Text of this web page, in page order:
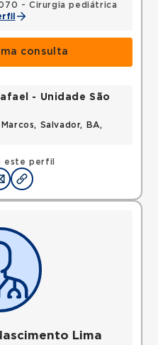
- Cirurgia pediátrica
consulta
este perfil
- Unidade São
Salvador, BA,
Lima